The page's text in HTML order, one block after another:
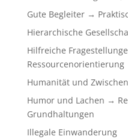
Gute Begleiter →
Hierarchische
Hilfreiche
Ressourcenorientierung
Humanität und
Humor und Lachen →
Grundhaltungen
Illegale Einwanderung